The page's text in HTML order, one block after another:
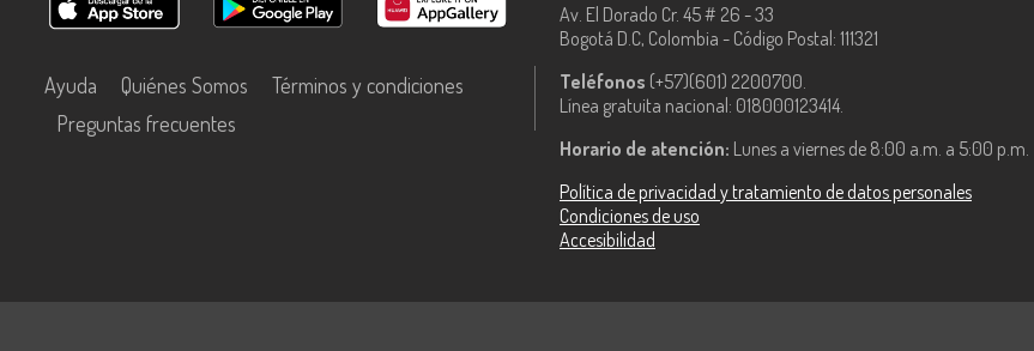
Ayuda Quiénes Somos
Términos y condiciones
Preguntas frecuentes
Av. El Dorado Cr. 45 # 26 - 33
Bogotá D.C, Colombia - Código Postal: 111321
Teléfonos (+57)(601) 2200700.
Línea gratuita nacional: 018000123414.
Horario de atención: Lunes a viernes de 8:00 a.m. a 5:00 p.m.
Política de privacidad y tratamiento de datos personales
Condiciones de uso
Accesibilidad